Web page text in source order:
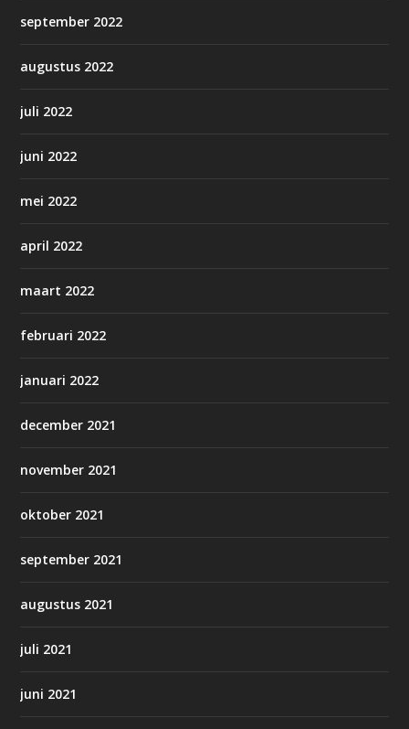
september 2022
augustus 2022
juli 2022
juni 2022
mei 2022
april 2022
maart 2022
februari 2022
januari 2022
december 2021
november 2021
oktober 2021
september 2021
augustus 2021
juli 2021
juni 2021